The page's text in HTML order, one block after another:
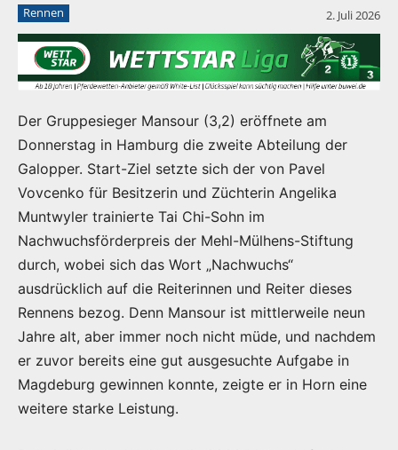
Rennen 2. Juli 2026
Der Gruppesieger Mansour (3,2) eröffnete am
Donnerstag in Hamburg die zweite Abteilung der
Galopper. Start-Ziel setzte sich der von Pavel
Vovcenko für Besitzerin und Züchterin Angelika
Muntwyler trainierte Tai Chi-Sohn im
Nachwuchsförderpreis der Mehl-Mülhens-Stiftung
durch, wobei sich das Wort „Nachwuchs“
ausdrücklich auf die Reiterinnen und Reiter dieses
Rennens bezog. Denn Mansour ist mittlerweile neun
Jahre alt, aber immer noch nicht müde, und nachdem
er zuvor bereits eine gut ausgesuchte Aufgabe in
Magdeburg gewinnen konnte, zeigte er in Horn eine
weitere starke Leistung.